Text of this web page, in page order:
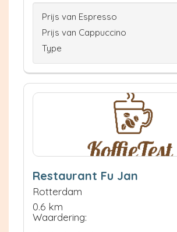
Prijs van Espresso
Prijs van Cappuccino
Type
Restaurant Fu Jan
Rotterdam
0.6 km
Waardering: